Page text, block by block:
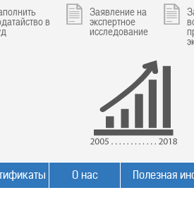
в
Заявление на
экспертное
исследование
О нас Полезная